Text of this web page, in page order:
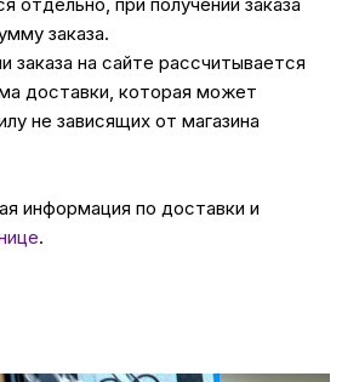
заказа.
заказа на сайте рассчитывается
доставки, которая может
не зависящих от магазина
информация по доставки и
.